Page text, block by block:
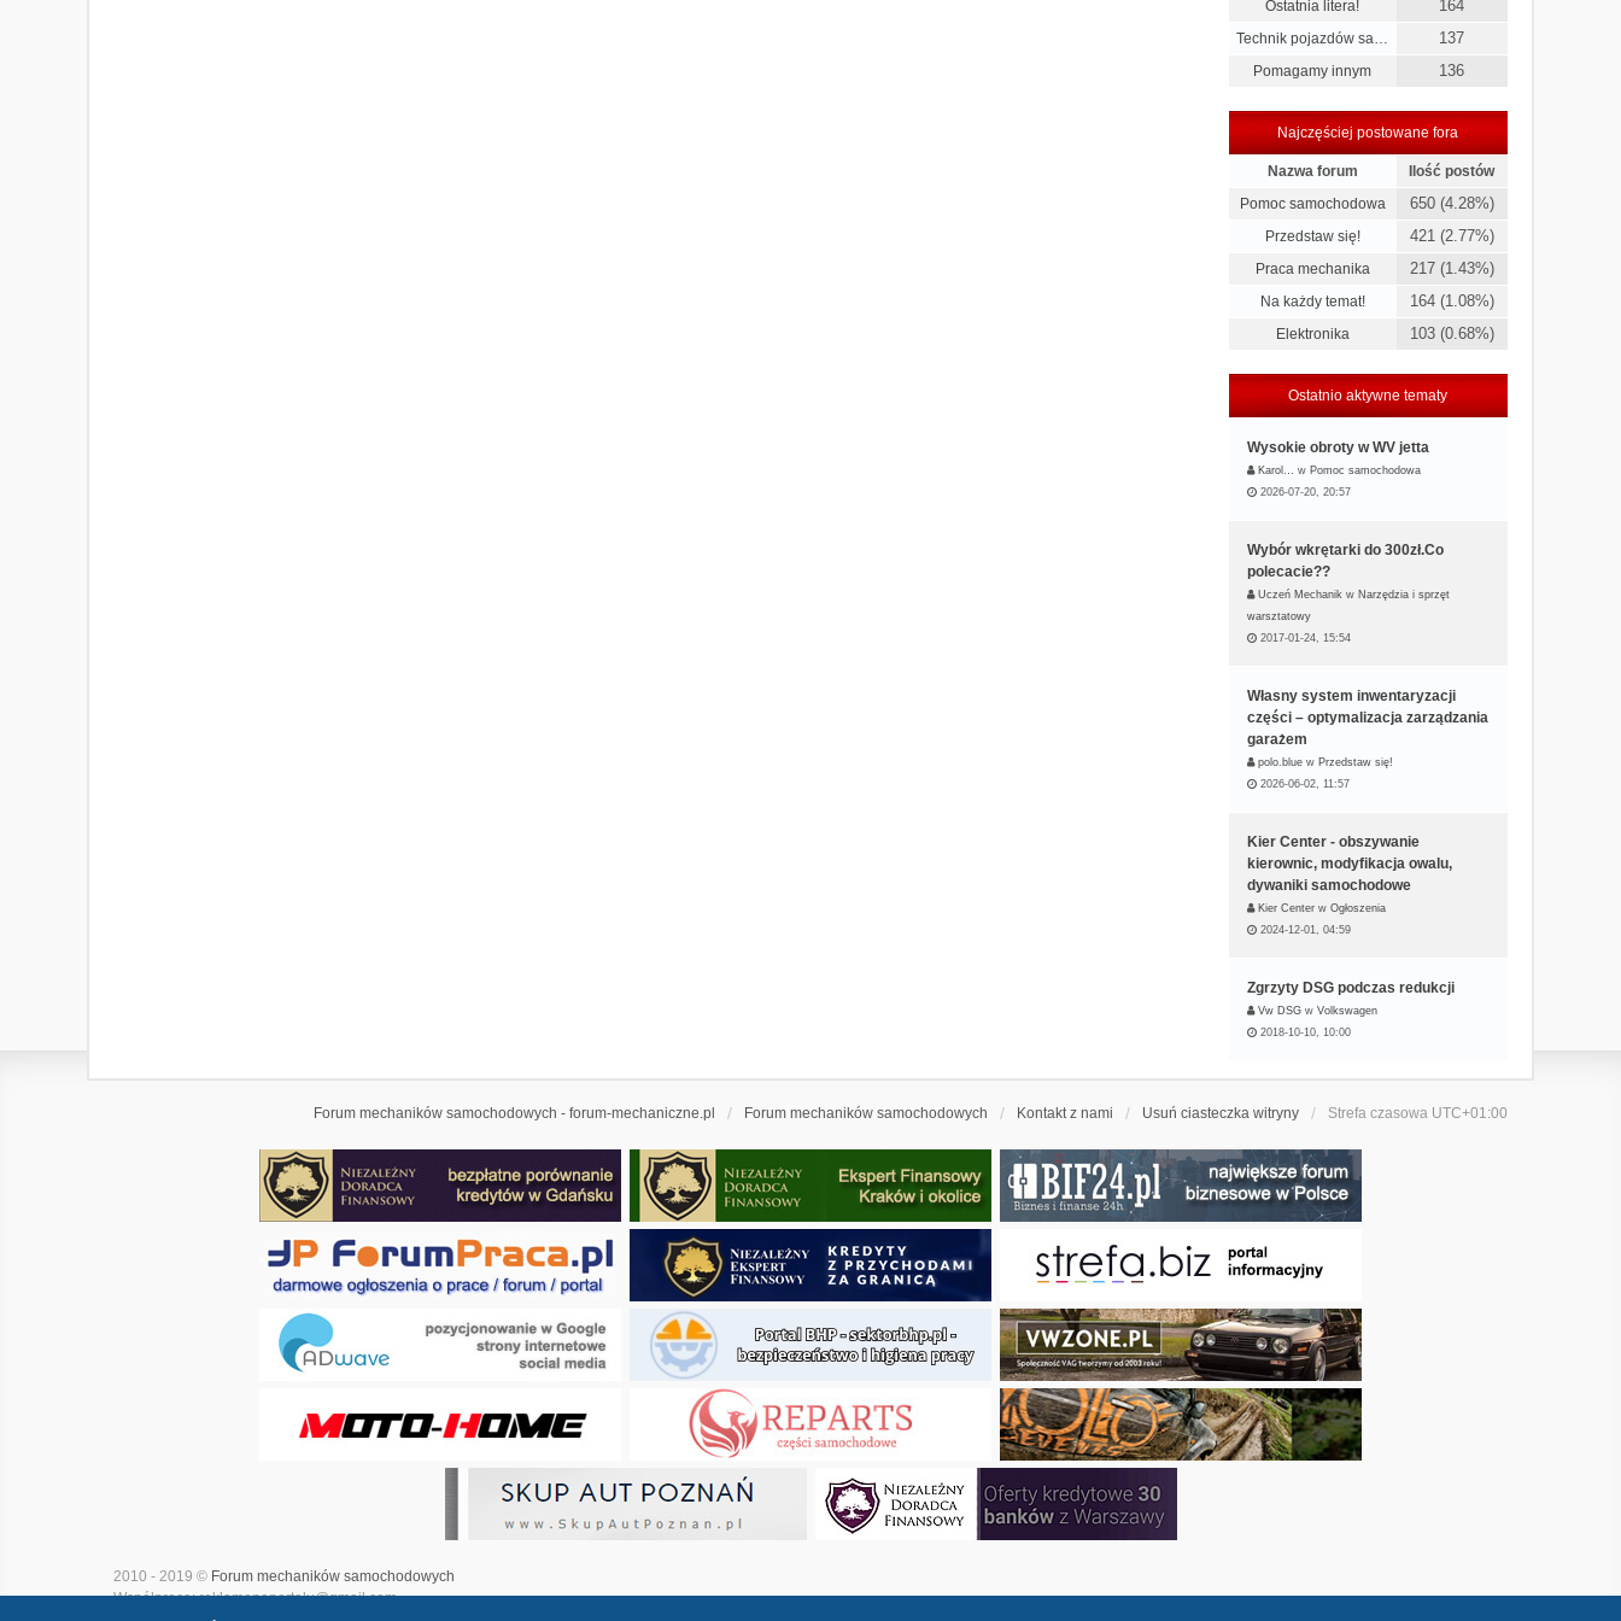
Ostatnia litera! 164
Technik pojazdów sa… 137
Pomagamy innym 136
Najczęściej postowane fora
Nazwa forum
Ilość postów
Pomoc samochodowa
650 (4.28%)
Przedstaw się! 421 (2.77%)
Praca mechanika 217 (1.43%)
Na każdy temat! 164 (1.08%)
Elektronika 103 (0.68%)
Ostatnio aktywne tematy
Wysokie obroty w WV jetta
Karol… w Pomoc samochodowa
2026-07-20, 20:57
Wybór wkrętarki do 300zł.Co
polecacie??
Uczeń Mechanik w Narzędzia i sprzęt
warsztatowy
2017-01-24, 15:54
Własny system inwentaryzacji
części – optymalizacja zarządzania
garażem
polo.blue w Przedstaw się!
2026-06-02, 11:57
Kier Center - obszywanie
kierownic, modyfikacja owalu,
dywaniki samochodowe
Kier Center w Ogłoszenia
2024-12-01, 04:59
Zgrzyty DSG podczas redukcji
Vw DSG w Volkswagen
2018-10-10, 10:00
Forum mechaników samochodowych - forum-mechaniczne.pl Forum mechaników samochodowych Kontakt z nami Usuń ciasteczka witryny Strefa czasowa UTC+01:00
2010 - 2019 © Forum mechaników samochodowych
Współpraca: reklamanaportalu@gmail.com